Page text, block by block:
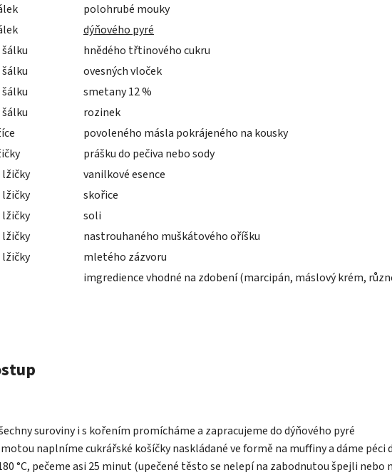
polohrubé mouky
dýňového pyré
hnědého třtinového cukru
ovesných vloček
smetany 12 %
rozinek
povoleného másla pokrájeného na kousky
prášku do pečiva nebo sody
lžičky
vanilkové esence
lžičky
skořice
lžičky
soli
lžičky
nastrouhaného muškátového oříšku
lžičky
mletého zázvoru
imgredience vhodné na zdobení (marcipán, máslový krém,
suroviny i s kořením promícháme a zapracujeme do dýňového pyré
naplníme cukrářské košíčky naskládané ve formě na muffiny a dáme péci
°C, pečeme asi 25 minut (upečené těsto se nelepí na zabodnutou špejli nebo